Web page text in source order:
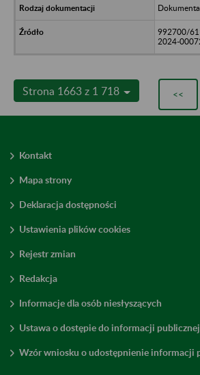
992700/
2024-
Strona 1663 z 1 718 <<
Kontakt
Mapa strony
Deklaracja dostępności
Ustawienia plików cookies
Rejestr zmian
Redakcja
Informacje dla osób niesłyszących
Ustawa o dostępie do informacji publicznej
Wzór wniosku o udostępnienie informacji